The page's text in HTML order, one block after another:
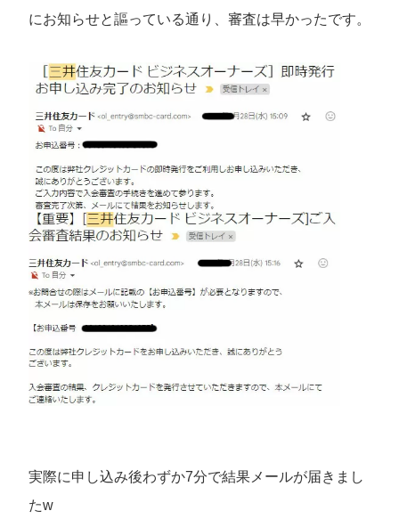
にお知らせと謳っている通り、審査は早かったです。
実際に申し込み後わずか7分で結果メールが届きまし
たw